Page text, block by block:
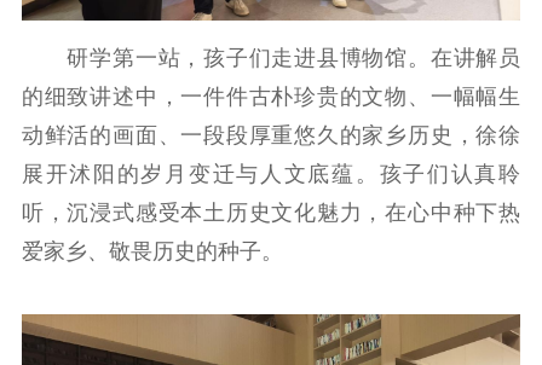
文化文艺
精品生产 文化惠民
文化传承
文化交流
体制改革
文化产业
紫金文化艺术节
品牌活动 紫艺舞台
精神文明
先进典型
研学第一站，孩子们走进县博物馆。在讲解员
的细致讲述中，一件件古朴珍贵的文物、一幅幅生
动鲜活的画面、一段段厚重悠久的家乡历史，徐徐
展开沭阳的岁月变迁与人文底蕴。孩子们认真聆
听，沉浸式感受本土历史文化魅力，在心中种下热
爱家乡、敬畏历史的种子。